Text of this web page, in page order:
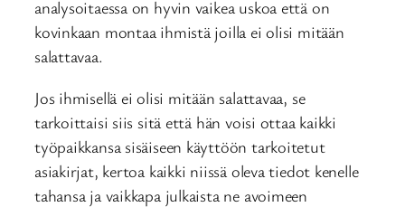
analysoitaessa on hyvin vaikea uskoa että on
kovinkaan montaa ihmistä joilla ei olisi mitään
salattavaa.
Jos ihmisellä ei olisi mitään salattavaa, se
tarkoittaisi siis sitä että hän voisi ottaa kaikki
työpaikkansa sisäiseen käyttöön tarkoitetut
asiakirjat, kertoa kaikki niissä oleva tiedot kenelle
tahansa ja vaikkapa julkaista ne avoimeen